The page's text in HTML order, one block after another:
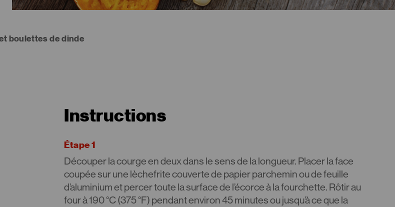
boulettes de dinde
Instructions
Étape 1
Découper la courge en deux dans le sens de la longueur. Placer la face
coupée sur une lèchefrite couverte de papier parchemin ou de feuille
d’aluminium et percer toute la surface de l’écorce à la fourchette. Rôtir au
four à 190 °C (375 °F) pendant environ 45 minutes ou jusqu’à ce que la